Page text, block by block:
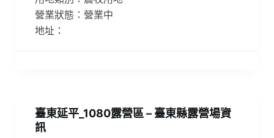
營業狀態：營業中
地址：
臺東延平_1080露營區 – 臺東縣露營場資
訊